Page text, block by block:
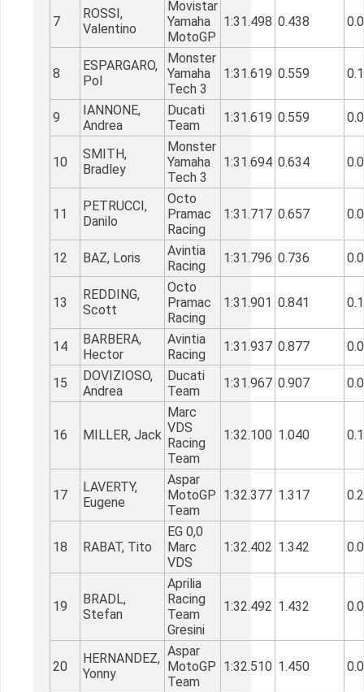
7
ROSSI,
Valentino
Movistar
Yamaha
MotoGP
1:31.498 0.438
8
ESPARGARO,
Pol
Monster
Yamaha
Tech 3
1:31.619 0.559
9
IANNONE,
Andrea
Ducati
Team
1:31.619 0.559
10
SMITH,
Bradley
Monster
Yamaha
Tech 3
1:31.694 0.634
11
PETRUCCI,
Danilo
Octo
Pramac
Racing
1:31.717 0.657
12 BAZ, Loris
Avintia
Racing
1:31.796 0.736
13
REDDING,
Scott
Octo
Pramac
Racing
1:31.901 0.841
14
BARBERA,
Hector
Avintia
Racing
1:31.937 0.877
15
DOVIZIOSO,
Andrea
Ducati
Team
1:31.967 0.907
16 MILLER, Jack
Marc
VDS
Racing
Team
1:32.100 1.040
17
LAVERTY,
Eugene
Aspar
MotoGP
Team
1:32.377 1.317
18 RABAT, Tito
EG 0,0
Marc
VDS
1:32.402 1.342
19
BRADL,
Stefan
Aprilia
Racing
Team
Gresini
1:32.492 1.432
20
HERNANDEZ,
Yonny
Aspar
MotoGP
Team
1:32.510 1.450